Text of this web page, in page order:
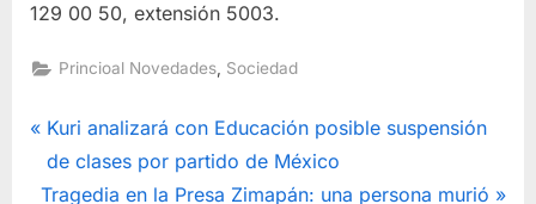
129 00 50, extensión 5003.
Princioal Novedades Sociedad
Navegación
de
P
r
e
Kuri analizará con Educación posible suspensión
de clases por partido de México
N
Tragedia en la Presa Zimapán: una persona murió